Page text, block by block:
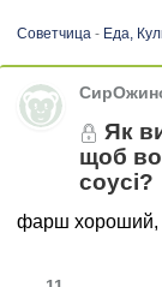
Советчица- Еда,
Як
щоб
соусі?
фарш хороший,